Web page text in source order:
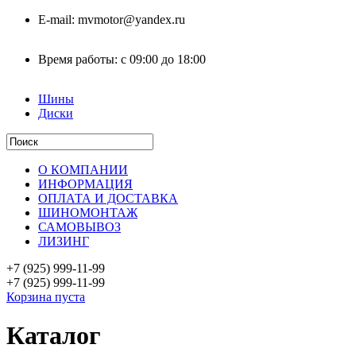
E-mail: mvmotor@yandex.ru
Время работы: с 09:00 до 18:00
Шины
Диски
О КОМПАНИИ
ИНФОРМАЦИЯ
ОПЛАТА И ДОСТАВКА
ШИНОМОНТАЖ
САМОВЫВОЗ
ЛИЗИНГ
+7 (925) 999-11-99
+7 (925) 999-11-99
Корзина пуста
Каталог